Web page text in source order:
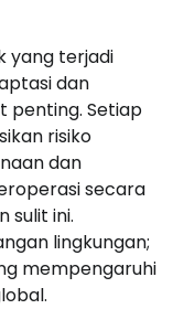
yang terjadi
dan
penting. Setiap
risiko
dan
secara
sulit ini.
lingkungan;
mempengaruhi